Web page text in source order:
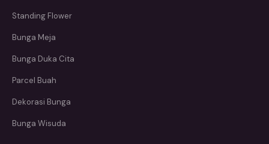
Standing Flower
Bunga Meja
Bunga Duka Cita
Parcel Buah
Dekorasi Bunga
Bunga Wisuda